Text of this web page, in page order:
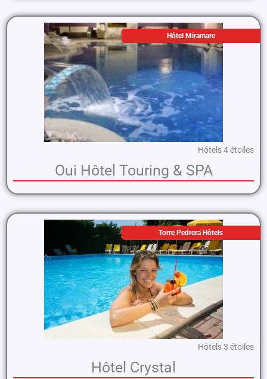
Hôtel Miramare
Hôtels 4 étoiles
Oui Hôtel Touring & SPA
Torre Pedrera Hôtels
Hôtels 3 étoiles
Hôtel Crystal